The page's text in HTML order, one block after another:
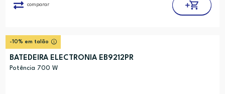
comparar
-10% em talão
BATEDEIRA ELECTRONIA EB9212PR
Potência 700 W